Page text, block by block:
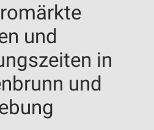
und
in
und